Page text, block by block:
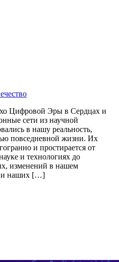
Цифровой Эры в Сердцах и
сети из научной
в нашу реальность,
повседневной жизни. Их
и простирается от
и технологиях до
изменений в нашем
и наших […]